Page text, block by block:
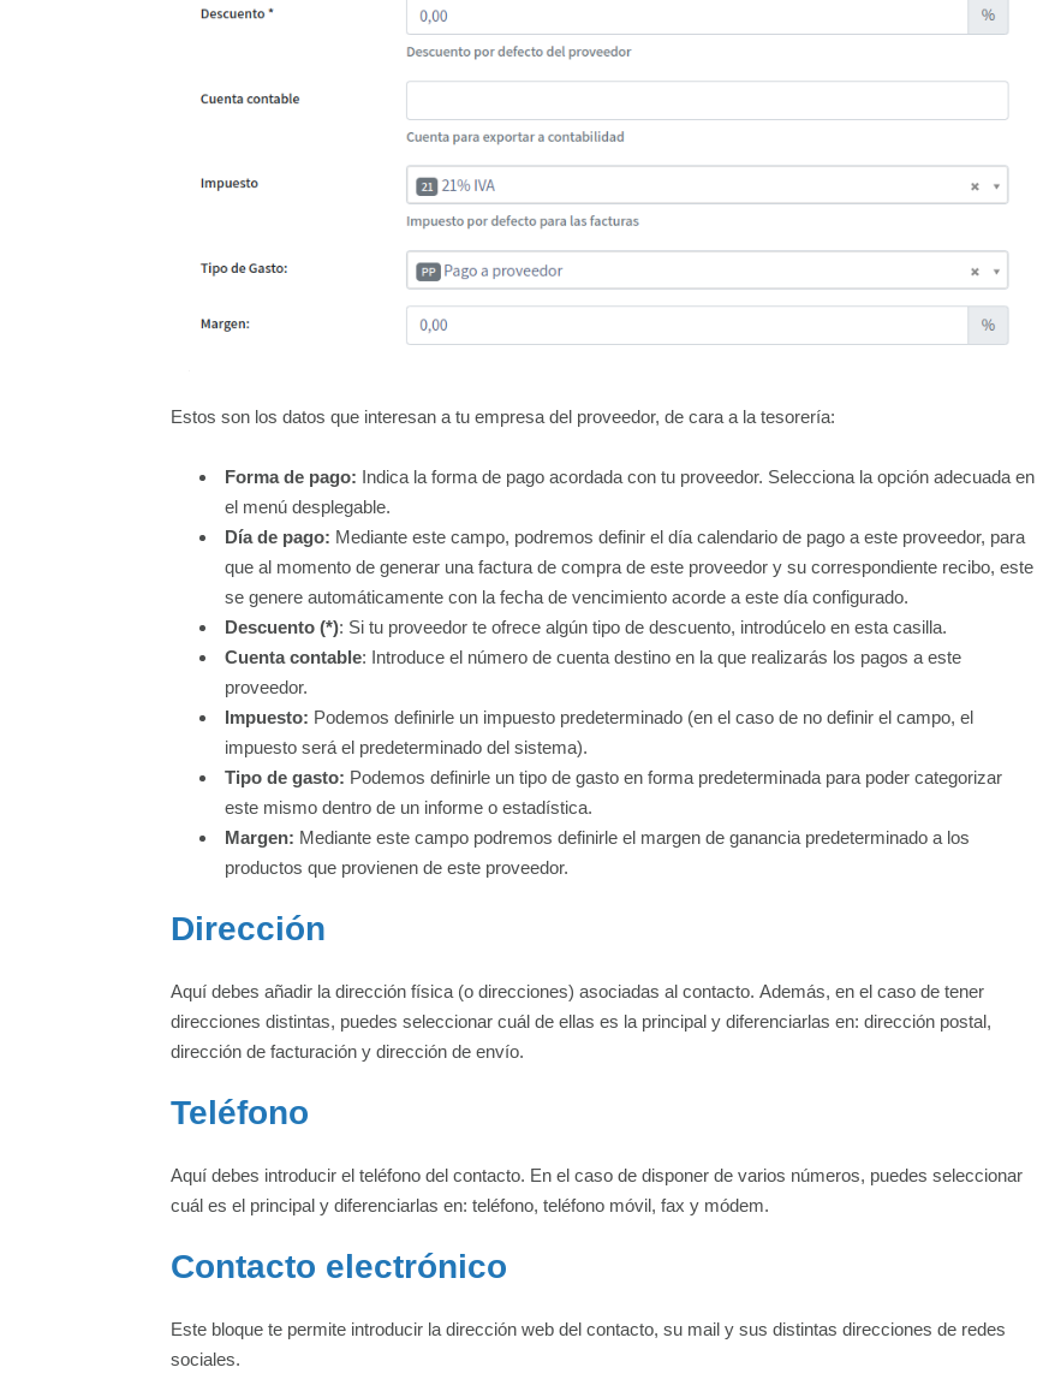
Estos son los datos que interesan a tu empresa del proveedor, de cara a la tesorería:
Forma de pago: Indica la forma de pago acordada con tu proveedor. Selecciona la opción adecuada en
el menú desplegable.
Día de pago: Mediante este campo, podremos definir el día calendario de pago a este proveedor, para
que al momento de generar una factura de compra de este proveedor y su correspondiente recibo, este
se genere automáticamente con la fecha de vencimiento acorde a este día configurado.
Descuento (*): Si tu proveedor te ofrece algún tipo de descuento, introdúcelo en esta casilla.
Cuenta contable: Introduce el número de cuenta destino en la que realizarás los pagos a este
proveedor.
Impuesto: Podemos definirle un impuesto predeterminado (en el caso de no definir el campo, el
impuesto será el predeterminado del sistema).
Tipo de gasto: Podemos definirle un tipo de gasto en forma predeterminada para poder categorizar
este mismo dentro de un informe o estadística.
Margen: Mediante este campo podremos definirle el margen de ganancia predeterminado a los
productos que provienen de este proveedor.
Dirección
Aquí debes añadir la dirección física (o direcciones) asociadas al contacto. Además, en el caso de tener
direcciones distintas, puedes seleccionar cuál de ellas es la principal y diferenciarlas en: dirección postal,
dirección de facturación y dirección de envío.
Teléfono
Aquí debes introducir el teléfono del contacto. En el caso de disponer de varios números, puedes seleccionar
cuál es el principal y diferenciarlas en: teléfono, teléfono móvil, fax y módem.
Contacto electrónico
Este bloque te permite introducir la dirección web del contacto, su mail y sus distintas direcciones de redes
sociales.